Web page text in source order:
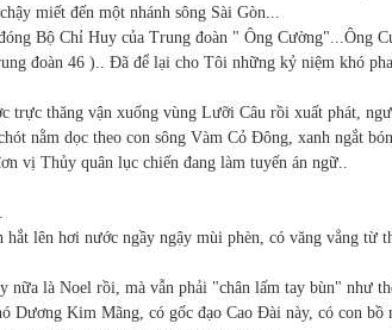
miết đến một nhánh sông Sài Gòn...
Bộ Chỉ Huy của Trung đoàn " Ông Cường"...Ông
đoàn 46 ).. Đã để lại cho Tôi những kỷ niệm khó
trực thăng vận xuống vùng Lưỡi Câu rồi xuất phát,
nằm dọc theo con sông Vàm Cỏ Đông, xanh ngắt
vị Thủy quân lục chiến đang làm tuyến án ngữ..
hắt lên hơi nước ngầy ngậy mùi phèn, có văng vẳng từ
nữa là Noel rồi, mà vẫn phải "chân lấm tay bùn" như
Dương Kim Mãng, có gốc đạo Cao Đài này, có con bồ